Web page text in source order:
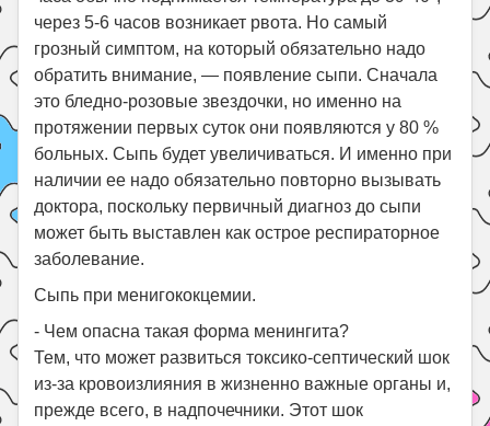
через 5-6 часов возникает рвота. Но самый
грозный симптом, на который обязательно надо
обратить внимание, — появление сыпи. Сначала
это бледно-розовые звездочки, но именно на
протяжении первых суток они появляются у 80 %
больных. Сыпь будет увеличиваться. И именно при
наличии ее надо обязательно повторно вызывать
доктора, поскольку первичный диагноз до сыпи
может быть выставлен как острое респираторное
заболевание.
Сыпь при менигококцемии.
- Чем опасна такая форма менингита?
Тем, что может развиться токсико-септический шок
из-за кровоизлияния в жизненно важные органы и,
прежде всего, в надпочечники. Этот шок